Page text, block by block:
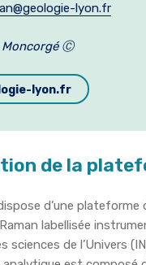
lyon.fr
Ⓒ
lyon.fr
de la
d’une plateforme
labellisée
sciences de l’Univers